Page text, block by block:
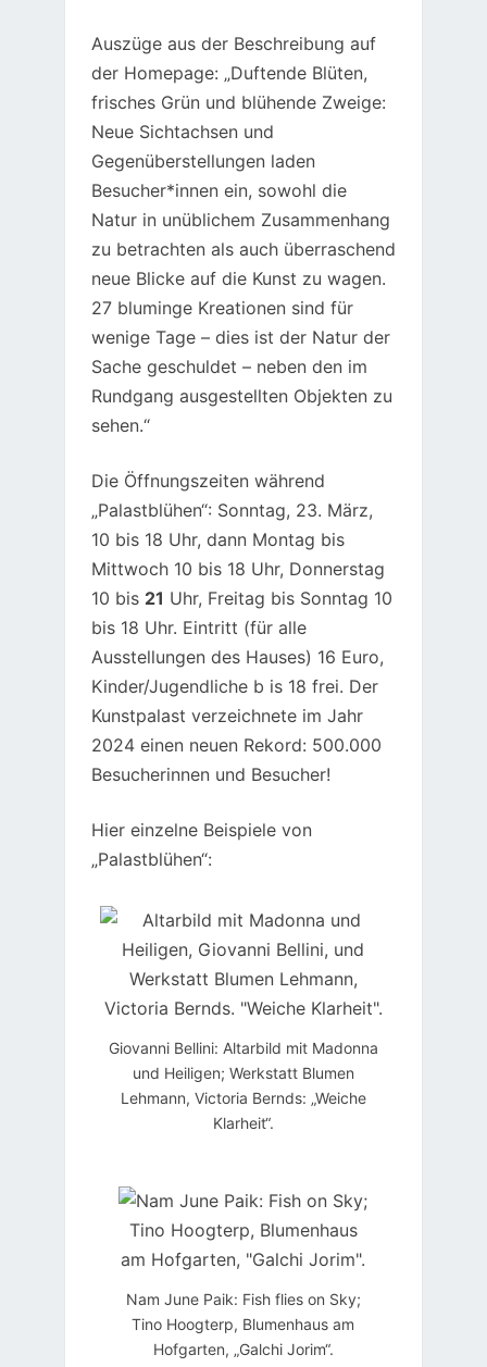
Auszüge aus der Beschreibung auf
der Homepage: „Duftende Blüten,
frisches Grün und blühende Zweige:
Neue Sichtachsen und
Gegenüberstellungen laden
Besucher*innen ein, sowohl die
Natur in unüblichem Zusammenhang
zu betrachten als auch überraschend
neue Blicke auf die Kunst zu wagen.
27 bluminge Kreationen sind für
wenige Tage – dies ist der Natur der
Sache geschuldet – neben den im
Rundgang ausgestellten Objekten zu
sehen.“
Die Öffnungszeiten während
„Palastblühen“: Sonntag, 23. März,
10 bis 18 Uhr, dann Montag bis
Mittwoch 10 bis 18 Uhr, Donnerstag
10 bis 21 Uhr, Freitag bis Sonntag 10
bis 18 Uhr. Eintritt (für alle
Ausstellungen des Hauses) 16 Euro,
Kinder/Jugendliche b is 18 frei. Der
Kunstpalast verzeichnete im Jahr
2024 einen neuen Rekord: 500.000
Besucherinnen und Besucher!
Hier einzelne Beispiele von
„Palastblühen“:
Giovanni Bellini: Altarbild mit Madonna
und Heiligen; Werkstatt Blumen
Lehmann, Victoria Bernds: „Weiche
Klarheit“.
Nam June Paik: Fish flies on Sky;
Tino Hoogterp, Blumenhaus am
Hofgarten, „Galchi Jorim“.